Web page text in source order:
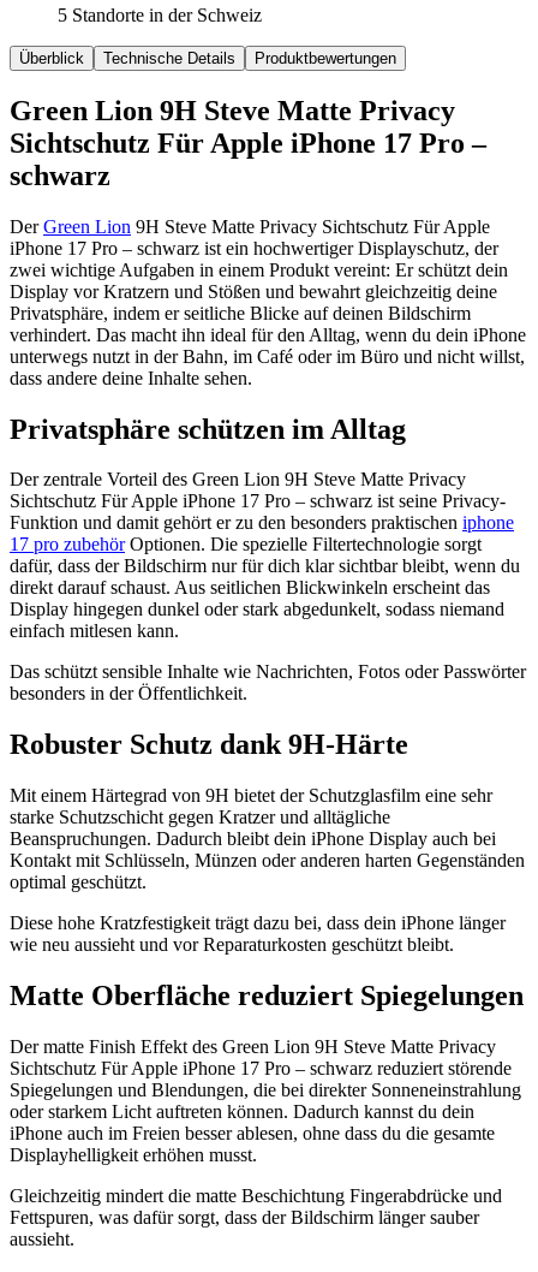
5 Standorte in der Schweiz
Überblick Technische Details Produktbewertungen
Green Lion 9H Steve Matte Privacy
Sichtschutz Für Apple iPhone 17 Pro –
schwarz
DerGreen Lion 9H Steve Matte Privacy Sichtschutz Für Apple
iPhone 17 Pro – schwarz ist ein hochwertiger Displayschutz, der
zwei wichtige Aufgaben in einem Produkt vereint: Er schützt dein
Display vor Kratzern und Stößen und bewahrt gleichzeitig deine
Privatsphäre, indem er seitliche Blicke auf deinen Bildschirm
verhindert. Das macht ihn ideal für den Alltag, wenn du dein iPhone
unterwegs nutzt in der Bahn, im Café oder im Büro und nicht willst,
dass andere deine Inhalte sehen.
Privatsphäre schützen im Alltag
Der zentrale Vorteil des Green Lion 9H Steve Matte Privacy
Sichtschutz Für Apple iPhone 17 Pro – schwarz ist seine Privacy-
Funktion und damit gehört er zu den besonders praktischen iphone
17 pro zubehörOptionen. Die spezielle Filtertechnologie sorgt
dafür, dass der Bildschirm nur für dich klar sichtbar bleibt, wenn du
direkt darauf schaust. Aus seitlichen Blickwinkeln erscheint das
Display hingegen dunkel oder stark abgedunkelt, sodass niemand
einfach mitlesen kann.
Das schützt sensible Inhalte wie Nachrichten, Fotos oder Passwörter
besonders in der Öffentlichkeit.
Robuster Schutz dank 9H‑Härte
Mit einem Härtegrad von 9H bietet der Schutzglasfilm eine sehr
starke Schutzschicht gegen Kratzer und alltägliche
Beanspruchungen. Dadurch bleibt dein iPhone Display auch bei
Kontakt mit Schlüsseln, Münzen oder anderen harten Gegenständen
optimal geschützt.
Diese hohe Kratzfestigkeit trägt dazu bei, dass dein iPhone länger
wie neu aussieht und vor Reparaturkosten geschützt bleibt.
Matte Oberfläche reduziert Spiegelungen
Der matte Finish Effekt des Green Lion 9H Steve Matte Privacy
Sichtschutz Für Apple iPhone 17 Pro – schwarz reduziert störende
Spiegelungen und Blendungen, die bei direkter Sonneneinstrahlung
oder starkem Licht auftreten können. Dadurch kannst du dein
iPhone auch im Freien besser ablesen, ohne dass du die gesamte
Displayhelligkeit erhöhen musst.
Gleichzeitig mindert die matte Beschichtung Fingerabdrücke und
Fettspuren, was dafür sorgt, dass der Bildschirm länger sauber
aussieht.